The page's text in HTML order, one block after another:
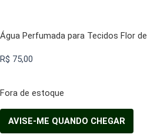
Água Perfumada para Tecidos Flor
R$ 75,00
Fora de estoque